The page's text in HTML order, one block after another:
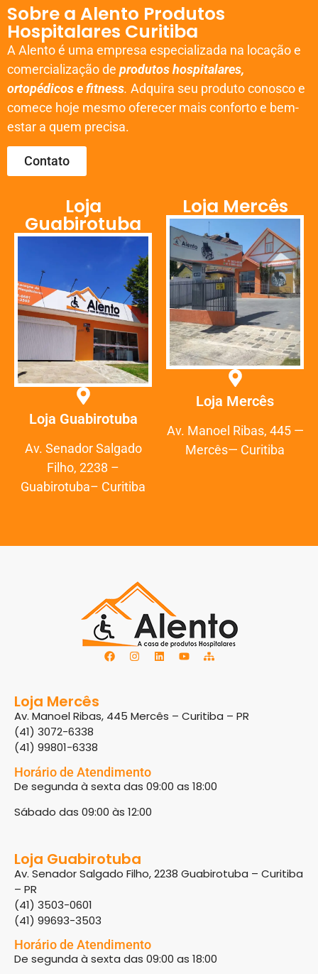
Sobre a Alento Produtos
Hospitalares Curitiba
A Alento é uma empresa especializada na locação e
comercialização de produtos hospitalares,
ortopédicos e fitness. Adquira seu produto conosco e
comece hoje mesmo oferecer mais conforto e bem-
estar a quem precisa.
Contato
Loja
Guabirotuba
Loja Guabirotuba
Av. Senador Salgado
Filho, 2238 –
Guabirotuba– Curitiba
Loja Mercês
Loja Mercês
Av. Manoel Ribas, 445 —
Mercês— Curitiba
Loja Mercês
Av. Manoel Ribas, 445 Mercês – Curitiba – PR
(41) 3072-6338
(41) 99801-6338
Horário de Atendimento
De segunda à sexta das 09:00 as 18:00
Sábado das 09:00 às 12:00
Loja Guabirotuba
Av. Senador Salgado Filho, 2238 Guabirotuba – Curitiba
– PR
(41) 3503-0601
(41) 99693-3503
Horário de Atendimento
De segunda à sexta das 09:00 as 18:00